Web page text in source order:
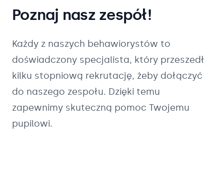
Poznaj nasz zespół!
Każdy z naszych behawiorystów to
doświadczony specjalista, który przeszedł
kilku stopniową rekrutację, żeby dołączyć
do naszego zespołu. Dzięki temu
zapewnimy skuteczną pomoc Twojemu
pupilowi.